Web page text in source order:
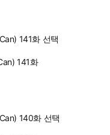
141화 선택
141화
140화 선택